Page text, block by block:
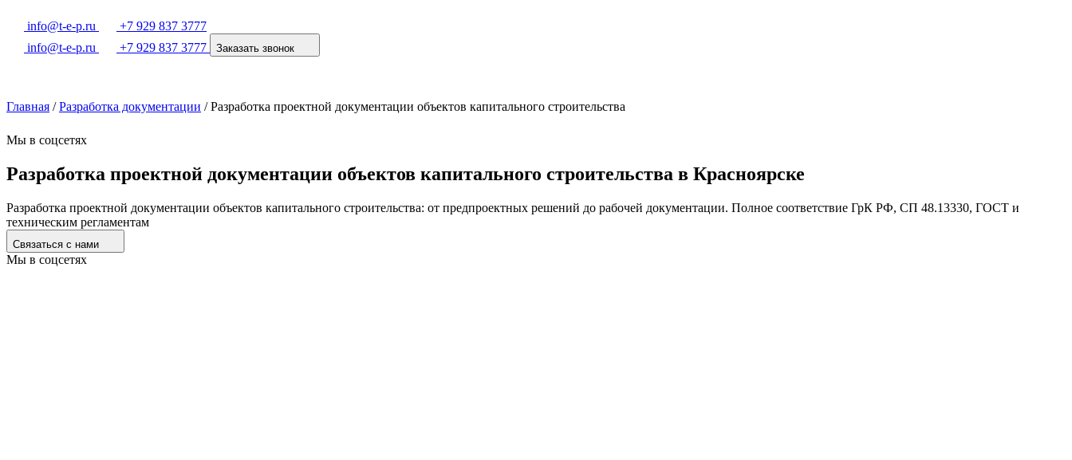
info@t-e-p.ru
+7 929 837 3777
info@t-e-p.ru
+7 929 837 3777 Заказать звонок
Главная /Разработка документации /Разработка проектной документации объектов капитального строительства
Мы в соцсетях
Разработка проектной документации объектов капитального строительства в Красноярске
Разработка проектной документации объектов капитального строительства: от предпроектных решений до рабочей документации. Полное соответствие ГрК РФ, СП 48.13330, ГОСТ и
техническим регламентам
Связаться с нами
Мы в соцсетях